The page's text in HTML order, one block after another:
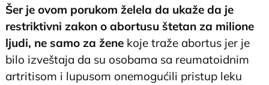
Šer je ovom porukom želela da ukaže da je
restriktivni zakon o abortusu štetan za milione
ljudi, ne samo za žene koje traže abortus jer je
bilo izveštaja da su osobama sa reumatoidnim
artritisom i lupusom onemogućili pristup leku